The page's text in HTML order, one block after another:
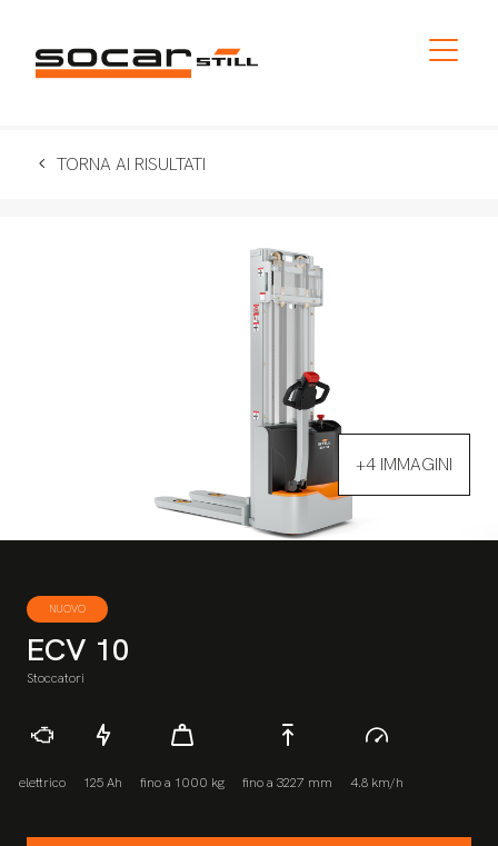
TORNA AI RISULTATI
+4 IMMAGINI
NUOVO
ECV 10
Stoccatori
elettrico 125 Ah fino a 1000 kg fino a 3227 mm 4.8 km/h